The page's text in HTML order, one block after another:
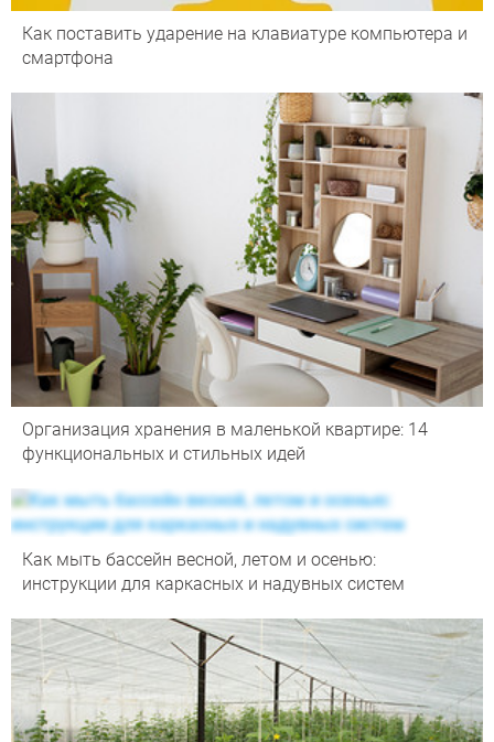
Как поставить ударение на клавиатуре компьютера и
смартфона
Организация хранения в маленькой квартире: 14
функциональных и стильных идей
Как мыть бассейн весной, летом и осенью:
инструкции для каркасных и надувных систем